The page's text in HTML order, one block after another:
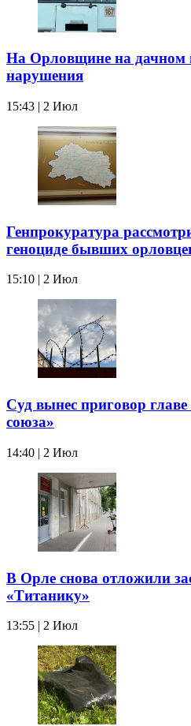
На Орловщине на дачном
нарушения
15:43 | 2 Июл
Генпрокуратура
геноциде бывших
15:10 | 2 Июл
Суд вынес приговор главе
союза»
14:40 | 2 Июл
В Орле снова отложили
«Титанику»
13:55 | 2 Июл